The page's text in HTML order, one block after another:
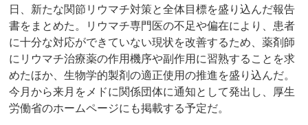
日、新たな関節リウマチ対策と全体目標を盛り込んだ報告
書をまとめた。リウマチ専門医の不足や偏在により、患者
に十分な対応ができていない現状を改善するため、薬剤師
にリウマチ治療薬の作用機序や副作用に習熟することを求
めたほか、生物学的製剤の適正使用の推進を盛り込んだ。
今月から来月をメドに関係団体に通知として発出し、厚生
労働省のホームページにも掲載する予定だ。